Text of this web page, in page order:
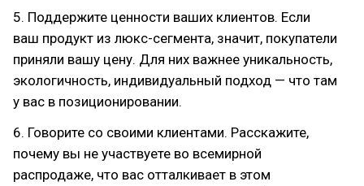
5. Поддержите ценности ваших клиентов. Если
ваш продукт из люкс-сегмента, значит, покупатели
приняли вашу цену. Для них важнее уникальность,
экологичность, индивидуальный подход — что там
у вас в позиционировании.
6. Говорите со своими клиентами. Расскажите,
почему вы не участвуете во всемирной
распродаже, что вас отталкивает в этом